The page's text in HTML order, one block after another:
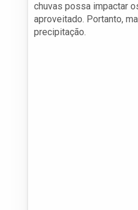
chuvas possa impactar
aproveitado. Portanto,
precipitação.